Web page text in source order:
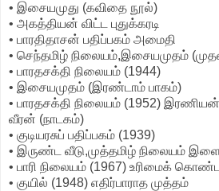
• இசையமுது (கவிதை நூல்)
• அகத்தியன் விட்ட புதுக்கரடி
• பாரதிதாசன் பதிப்பகம் அமைதி
• செந்தமிழ் நிலையம்,இசையமுதம்
• பாரதசக்தி நிலையம் (1944)
• இசையமுதம் (இரண்டாம் பாகம்)
• பாரதசக்தி நிலையம் (1952)
வீரன் (நாடகம்)
• குடியரசுப் பதிப்பகம் (1939)
• இருண்ட வீடு,முத்தமிழ் நிலையம்
• பாரி நிலையம் (1967) உரிமைக்
• குயில் (1948) எதிர்பாராத முத்தம்